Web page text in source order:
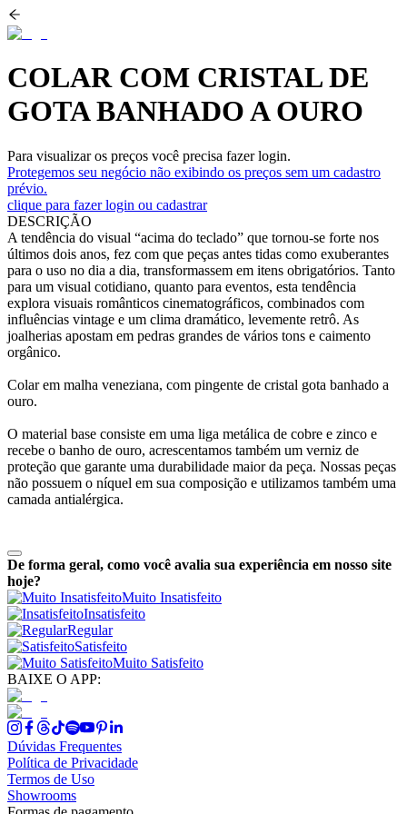
COLAR COM CRISTAL DE
GOTA BANHADO A OURO
Para visualizar os preços você precisa fazer login.
Protegemos seu negócio não exibindo os preços sem um cadastro
prévio.
clique para fazer login ou cadastrar
DESCRIÇÃO
A tendência do visual “acima do teclado” que tornou-se forte nos
últimos dois anos, fez com que peças antes tidas como exuberantes
para o uso no dia a dia, transformassem em itens obrigatórios. Tanto
para um visual cotidiano, quanto para eventos, esta tendência
explora visuais românticos cinematográficos, combinados com
influências vintage e um clima dramático, levemente retrô. As
joalherias apostam em pedras grandes de vários tons e caimento
orgânico.
Colar em malha veneziana, com pingente de cristal gota banhado a
ouro.
O material base consiste em uma liga metálica de cobre e zinco e
recebe o banho de ouro, acrescentamos também um verniz de
proteção que garante uma durabilidade maior da peça. Nossas peças
não possuem o níquel em sua composição e utilizamos também uma
camada antialérgica.
De forma geral, como você avalia sua experiência em nosso site
hoje?
Muito Insatisfeito
Insatisfeito
Regular
Satisfeito
Muito Satisfeito
BAIXE O APP:
Dúvidas Frequentes
Política de Privacidade
Termos de Uso
Showrooms